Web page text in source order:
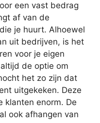
een vast bedrag
af van de
je huurt. Alhoewel
uit bedrijven, is het
voor je eigen
de optie om
het zo zijn dat
uitgekeken. Deze
klanten enorm. De
ook afhangen van